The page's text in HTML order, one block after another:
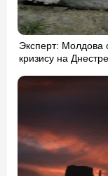
Эксперт: Молдова
кризису на Днестре